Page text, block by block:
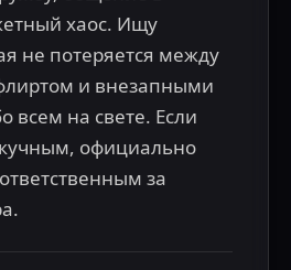
хаос. Ищу
не потеряется между
и внезапными
всем на свете. Если
официально
за